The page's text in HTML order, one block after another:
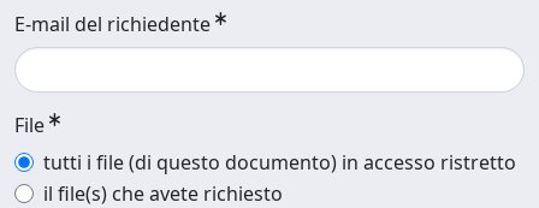
E-mail del richiedente
File
tutti i file (di questo documento) in accesso ristretto
il file(s) che avete richiesto